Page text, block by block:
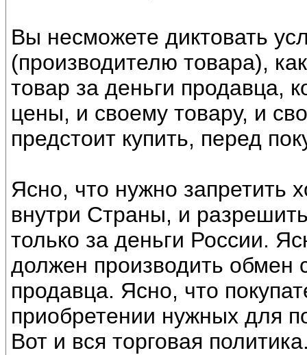
Вы несможете диктовать
(производителю товара),
товар за деньги продавца,
цены, и своему товару, и
предстоит купить, перед
Ясно, что нужно запретить
внутри Страны, и
только за деньги России.
должен производить обмен
продавца. Ясно, что
приобретении нужных для
Вот и вся торговая